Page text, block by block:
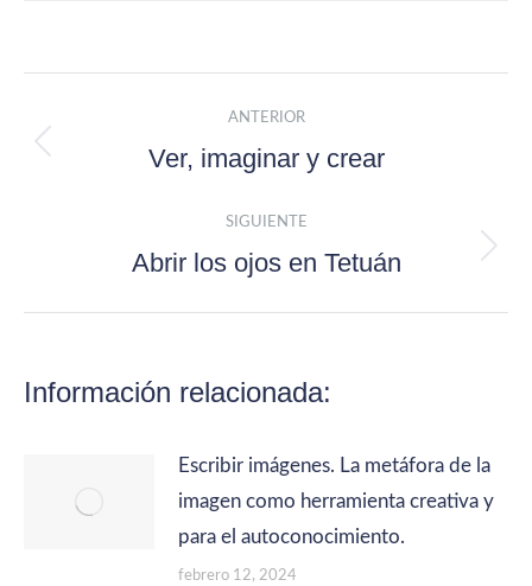
ANTERIOR
Publicación anterior:
Ver, imaginar y crear
SIGUIENTE
Publicación siguiente:
Abrir los ojos en Tetuán
Información relacionada:
Escribir imágenes. La metáfora de la
imagen como herramienta creativa y
para el autoconocimiento.
febrero 12, 2024